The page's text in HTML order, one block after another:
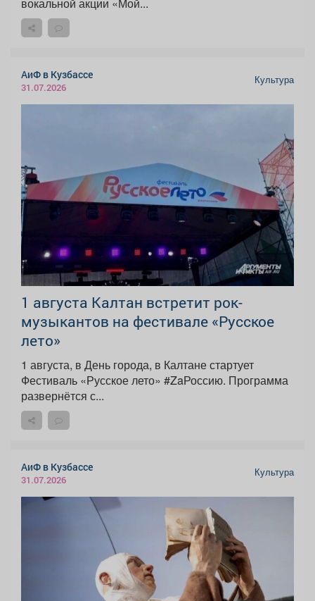
АиФ в Кузбассе
31.07.2026
Культура
1 августа Калтан встретит рок-
музыкантов на фестивале «Русское
лето»
1 августа, в День города, в Калтане стартует
Фестиваль «Русское лето» #ZaРоссию. Программа
развернётся с...
АиФ в Кузбассе
31.07.2026
Культура